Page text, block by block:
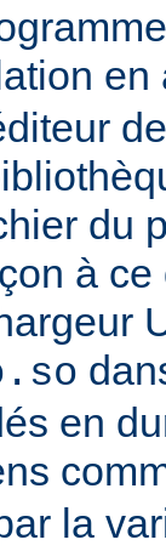
du
à
en
la